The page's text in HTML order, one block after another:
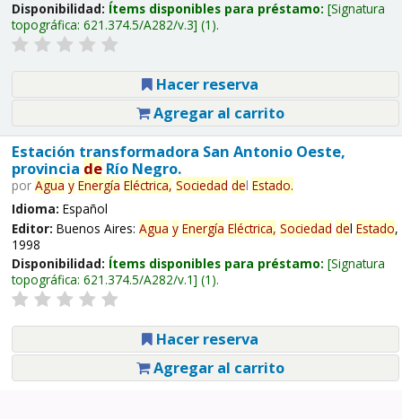
Disponibilidad: Ítems disponibles para préstamo: Signatura
topográfica: 621.374.5/A282/v.3 (1).
Hacer reserva
Agregar al carrito
Estación transformadora San Antonio Oeste,
provincia deRío Negro.
por Agua y Energía Eléctrica, Sociedad del Estado.
Idioma: Español
Editor: Buenos Aires: Agua y Energía Eléctrica, Sociedad del Estado,
1998
Disponibilidad: Ítems disponibles para préstamo: Signatura
topográfica: 621.374.5/A282/v.1 (1).
Hacer reserva
Agregar al carrito